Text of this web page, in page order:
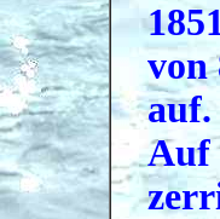
von
auf.
Auf